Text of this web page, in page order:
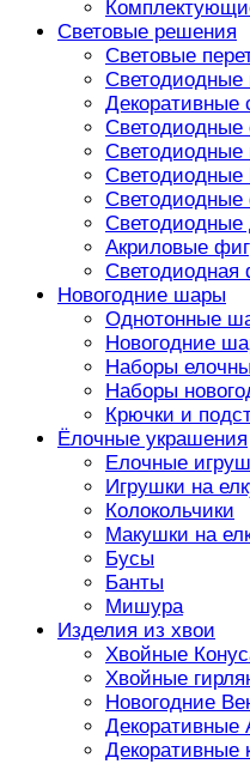
Световые решения
Световые
Светодиодные
Декоративные
Светодиодные
Светодиодные
Светодиодные
Светодиодные
Светодиодные
Акриловые
Светодиодная
Новогодние шары
Однотонные
Новогодние
Наборы
Наборы
Крючки и
Ёлочные украшения
Елочные
Игрушки на
Колокольчики
Макушки на
Бусы
Банты
Мишура
Изделия из хвои
Хвойные
Хвойные
Новогодние
Декоративные
Декоративные